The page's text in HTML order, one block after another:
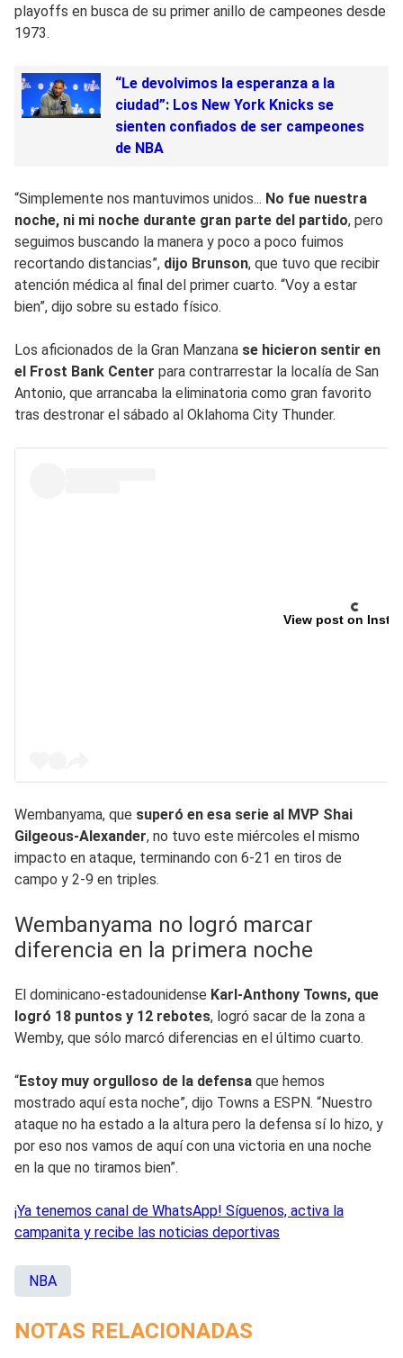
playoffs en busca de su primer anillo de campeones desde
1973.
“Le devolvimos la esperanza a la
ciudad”: Los New York Knicks se
sienten confiados de ser campeones
de NBA
“Simplemente nos mantuvimos unidos... No fue nuestra
noche, ni mi noche durante gran parte del partido, pero
seguimos buscando la manera y poco a poco fuimos
recortando distancias”, dijo Brunson, que tuvo que recibir
atención médica al final del primer cuarto. “Voy a estar
bien”, dijo sobre su estado físico.
Los aficionados de la Gran Manzana se hicieron sentir en
el Frost Bank Center para contrarrestar la localía de San
Antonio, que arrancaba la eliminatoria como gran favorito
tras destronar el sábado al Oklahoma City Thunder.
View post on
Wembanyama, que superó en esa serie al MVP Shai
Gilgeous-Alexander, no tuvo este miércoles el mismo
impacto en ataque, terminando con 6-21 en tiros de
campo y 2-9 en triples.
Wembanyama no logró marcar
diferencia en la primera noche
El dominicano-estadounidense Karl-Anthony Towns, que
logró 18 puntos y 12 rebotes, logró sacar de la zona a
Wemby, que sólo marcó diferencias en el último cuarto.
“Estoy muy orgulloso de la defensa que hemos
mostrado aquí esta noche”, dijo Towns a ESPN. “Nuestro
ataque no ha estado a la altura pero la defensa sí lo hizo, y
por eso nos vamos de aquí con una victoria en una noche
en la que no tiramos bien”.
¡Ya tenemos canal de WhatsApp! Síguenos, activa la
campanita y recibe las noticias deportivas
NBA
NOTAS RELACIONADAS